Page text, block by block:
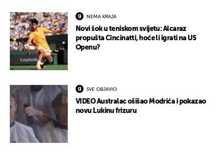
NEMA KRAJA
Novi šok u teniskom svijetu: Alcaraz
propušta Cincinatti, hoće li igrati na US
Openu?
SVE OBJAVIO
VIDEO Australac ošišao Modrića i pokazao
novu Lukinu frizuru